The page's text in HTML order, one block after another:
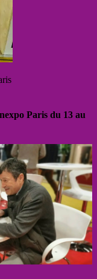
Paris du 13 au